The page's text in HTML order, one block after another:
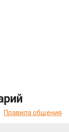
Правила общения